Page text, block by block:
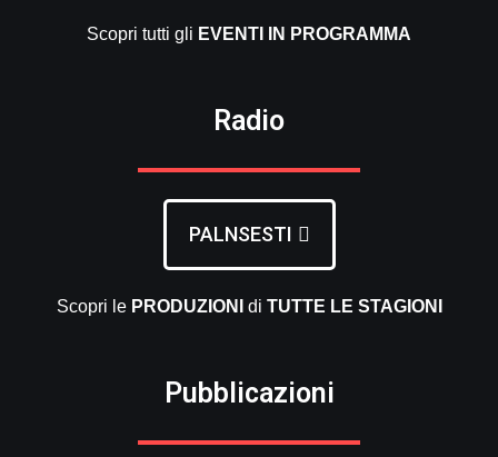
Scopri tutti gli EVENTI IN PROGRAMMA
Radio
PALNSESTI
Scopri le PRODUZIONI di TUTTE LE STAGIONI
Pubblicazioni